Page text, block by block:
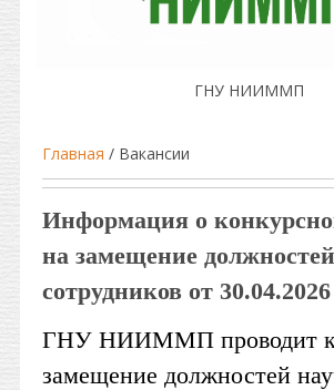
ГНУ НИИММП
Главная / Вакансии
Информация о
на замещение
сотрудников от 30.04.2026
ГНУ НИИММП проводит
замещение должностей